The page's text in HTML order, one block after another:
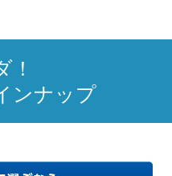
！
ンナップ